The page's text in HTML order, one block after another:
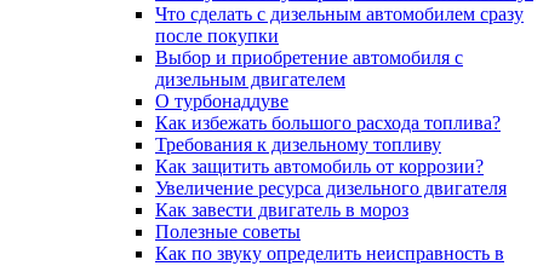
Что сделать с дизельным автомобилем сразу
после покупки
Выбор и приобретение автомобиля с
дизельным двигателем
О турбонаддуве
Как избежать большого расхода топлива?
Требования к дизельному топливу
Как защитить автомобиль от коррозии?
Увеличение ресурса дизельного двигателя
Как завести двигатель в мороз
Полезные советы
Как по звуку определить неисправность в